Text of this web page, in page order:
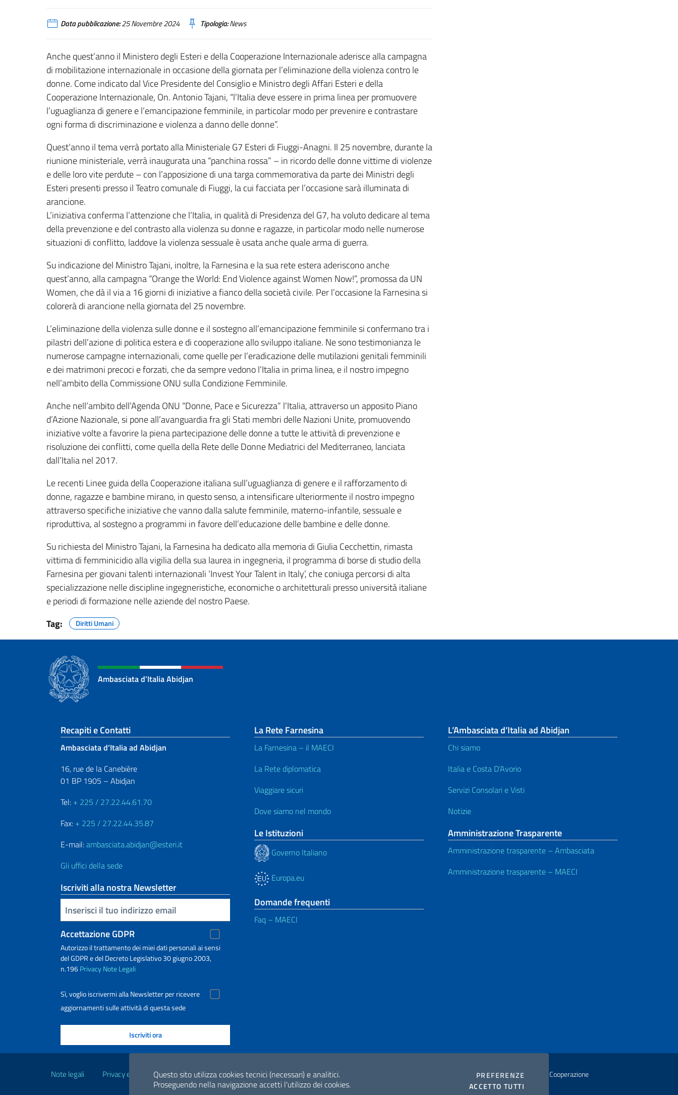
Questo sito utilizza cookies tecnici (necessari) e analitici.
Proseguendo nella navigazione accetti l'utilizzo dei cookies.
PREFERENZE COOKIES
ACCETTO TUTTI
Data pubblicazione:25 Novembre 2024 Tipologia:News
Anche quest’anno il Ministero degli Esteri e della Cooperazione Internazionale aderisce alla campagna
di mobilitazione internazionale in occasione della giornata per l’eliminazione della violenza contro le
donne. Come indicato dal Vice Presidente del Consiglio e Ministro degli Affari Esteri e della
Cooperazione Internazionale, On. Antonio Tajani, “l’Italia deve essere in prima linea per promuovere
l’uguaglianza di genere e l’emancipazione femminile, in particolar modo per prevenire e contrastare
ogni forma di discriminazione e violenza a danno delle donne”.
Quest’anno il tema verrà portato alla Ministeriale G7 Esteri di Fiuggi-Anagni. Il 25 novembre, durante la
riunione ministeriale, verrà inaugurata una “panchina rossa” – in ricordo delle donne vittime di violenze
e delle loro vite perdute – con l’apposizione di una targa commemorativa da parte dei Ministri degli
Esteri presenti presso il Teatro comunale di Fiuggi, la cui facciata per l’occasione sarà illuminata di
arancione.
L’iniziativa conferma l’attenzione che l’Italia, in qualità di Presidenza del G7, ha voluto dedicare al tema
della prevenzione e del contrasto alla violenza su donne e ragazze, in particolar modo nelle numerose
situazioni di conflitto, laddove la violenza sessuale è usata anche quale arma di guerra.
Su indicazione del Ministro Tajani, inoltre, la Farnesina e la sua rete estera aderiscono anche
quest’anno, alla campagna “Orange the World: End Violence against Women Now!”, promossa da UN
Women, che dà il via a 16 giorni di iniziative a fianco della società civile. Per l’occasione la Farnesina si
colorerà di arancione nella giornata del 25 novembre.
L’eliminazione della violenza sulle donne e il sostegno all’emancipazione femminile si confermano tra i
pilastri dell’azione di politica estera e di cooperazione allo sviluppo italiane. Ne sono testimonianza le
numerose campagne internazionali, come quelle per l’eradicazione delle mutilazioni genitali femminili
e dei matrimoni precoci e forzati, che da sempre vedono l’Italia in prima linea, e il nostro impegno
nell’ambito della Commissione ONU sulla Condizione Femminile.
Anche nell’ambito dell’Agenda ONU “Donne, Pace e Sicurezza” l’Italia, attraverso un apposito Piano
d’Azione Nazionale, si pone all’avanguardia fra gli Stati membri delle Nazioni Unite, promuovendo
iniziative volte a favorire la piena partecipazione delle donne a tutte le attività di prevenzione e
risoluzione dei conflitti, come quella della Rete delle Donne Mediatrici del Mediterraneo, lanciata
dall’Italia nel 2017.
Le recenti Linee guida della Cooperazione italiana sull’uguaglianza di genere e il rafforzamento di
donne, ragazze e bambine mirano, in questo senso, a intensificare ulteriormente il nostro impegno
attraverso specifiche iniziative che vanno dalla salute femminile, materno-infantile, sessuale e
riproduttiva, al sostegno a programmi in favore dell’educazione delle bambine e delle donne.
Su richiesta del Ministro Tajani, la Farnesina ha dedicato alla memoria di Giulia Cecchettin, rimasta
vittima di femminicidio alla vigilia della sua laurea in ingegneria, il programma di borse di studio della
Farnesina per giovani talenti internazionali ‘Invest Your Talent in Italy’, che coniuga percorsi di alta
specializzazione nelle discipline ingegneristiche, economiche o architetturali presso università italiane
e periodi di formazione nelle aziende del nostro Paese.
Tag:
Diritti Umani
Ambasciata d’Italia Abidjan
Sezione footer
Recapiti e Contatti
Ambasciata d’Italia ad Abidjan
16, rue de la Canebière
01 BP 1905 – Abidjan
Tel: + 225 / 27.22.44.61.70
Fax: + 225 / 27.22.44.35.87
E-mail:ambasciata.abidjan@esteri.it
Gli uffici della sede
Iscriviti alla nostra Newsletter
Inserisci la tua email
Accettazione GDPR
Autorizzo il trattamento dei miei dati personali ai sensi
del GDPR e del Decreto Legislativo 30 giugno 2003,
n.196PrivacyNote Legali
Sì, voglio iscrivermi alla Newsletter per ricevere
aggiornamenti sulle attività di questa sede
La Rete Farnesina
La Farnesina – il MAECI
La Rete diplomatica
Viaggiare sicuri
Dove siamo nel mondo
Le Istituzioni
Governo Italiano
Europa.eu
Domande frequenti
Faq – MAECI
L’Ambasciata d’Italia ad Abidjan
Chi siamo
Italia e Costa D’Avorio
Servizi Consolari e Visti
Notizie
Amministrazione Trasparente
Amministrazione trasparente – Ambasciata
Amministrazione trasparente – MAECI
Note legali Privacy e cookie policy Dichiarazione di accessibilità
2026 Copyright Ministero degli Affari Esteri e della Cooperazione